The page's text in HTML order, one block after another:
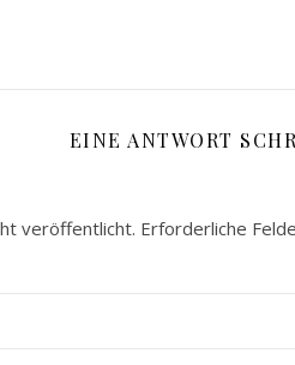
EINE ANTWORT
veröffentlicht. Erforderliche